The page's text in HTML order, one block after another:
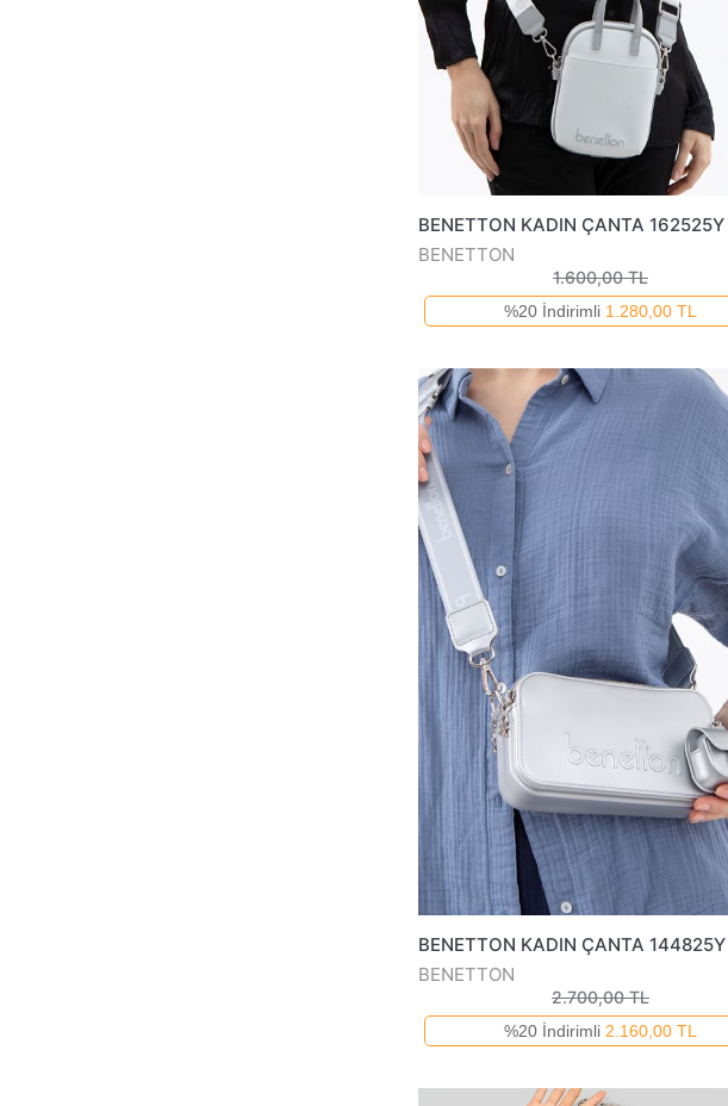
BENETTON KADIN ÇANTA 162525Y
BENETTON
1.600,00 TL
%20 İndirimli 1.280,00 TL
BENETTON KADIN ÇANTA 144825Y
BENETTON
2.700,00 TL
%20 İndirimli 2.160,00 TL